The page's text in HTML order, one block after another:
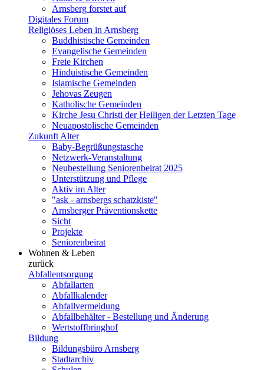
Arnsberg forstet auf
Digitales Forum
Religiöses Leben in Arnsberg
Buddhistische Gemeinden
Evangelische Gemeinden
Freie Kirchen
Hinduistische Gemeinden
Islamische Gemeinden
Jehovas Zeugen
Katholische Gemeinden
Kirche Jesu Christi der Heiligen der Letzten Tage
Neuapostolische Gemeinden
Zukunft Alter
Baby-Begrüßungstasche
Netzwerk-Veranstaltung
Neubestellung Seniorenbeirat 2025
Unterstützung und Pflege
Aktiv im Alter
"ask - arnsbergs schatzkiste"
Arnsberger Präventionskette
Sicht
Projekte
Seniorenbeirat
Wohnen & Leben
zurück
Abfallentsorgung
Abfallarten
Abfallkalender
Abfallvermeidung
Abfallbehälter - Bestellung und Änderung
Wertstoffbringhof
Bildung
Bildungsbüro Arnsberg
Stadtarchiv